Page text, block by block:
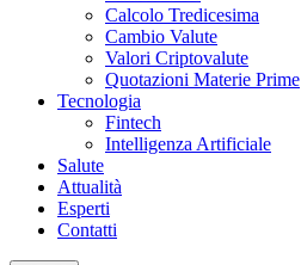
Calcolo Tredicesima
Cambio Valute
Valori Criptovalute
Quotazioni Materie Prime
Tecnologia
Fintech
Intelligenza Artificiale
Salute
Attualità
Esperti
Contatti